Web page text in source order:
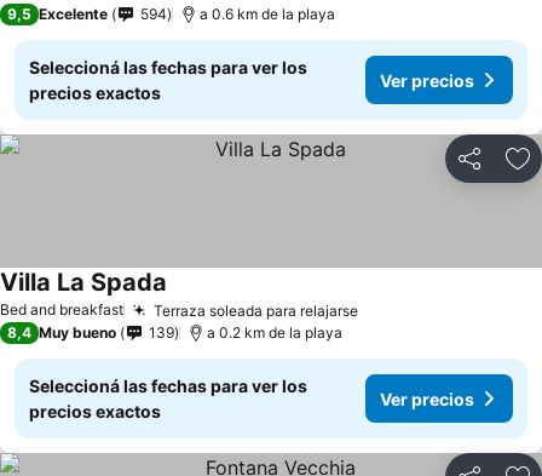
9,5 Excelente 594 a 0.6 km de la playa
Seleccioná las fechas para ver los
precios exactos
Ver precios
Compartir
Bed and breakfast Terraza soleada para relajarse
Villa La Spada
8,4 Muy bueno 139 a 0.2 km de la playa
Seleccioná las fechas para ver los
precios exactos
Ver precios